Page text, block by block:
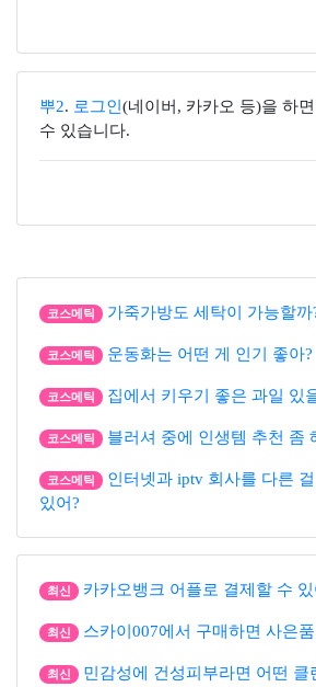
뿌2. 로그인 (네이버, 카카오 등)을 하
수 있습니다.
코스메틱 가죽가방도 세탁이 가능할까
코스메틱 운동화는 어떤 게 인기 좋아?
코스메틱 집에서 키우기 좋은 과일 있
코스메틱 블러셔 중에 인생템 추천 좀
코스메틱
인터넷과 iptv 회사를 다른
있어?
최신 카카오뱅크 어플로 결제할 수 있
최신 스카이007에서 구매하면 사은
최신 민감성에 건성피부라면 어떤 클